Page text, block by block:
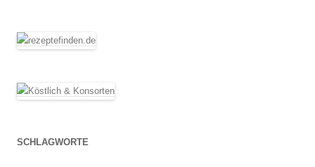
SCHLAGWORTE